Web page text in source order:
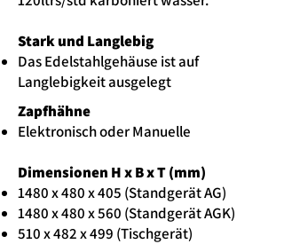
Stark und Langlebig
Das Edelstahlgehäuse ist auf
Langlebigkeit ausgelegt
Zapfhähne
Elektronisch oder Manuelle
Dimensionen H x B x T (mm)
1480 x 480 x 405 (Standgerät AG)
1480 x 480 x 560 (Standgerät AGK)
510 x 482 x 499 (Tischgerät)